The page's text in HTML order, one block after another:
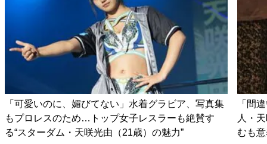
「可愛いのに、媚びてない」水着グラビア、写真集
もプロレスのため…トップ女子レスラーも絶賛す
る“スターダム・天咲光由（21歳）の魅力”
「間
人・
むも